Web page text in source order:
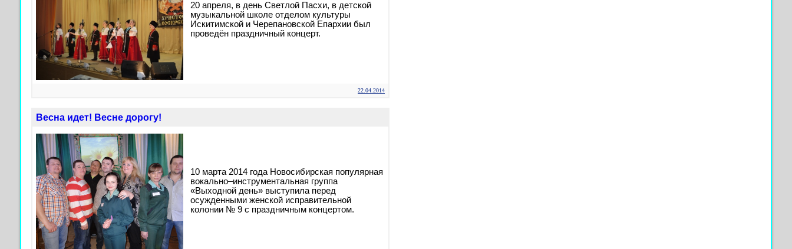
20 апреля, в день Светлой Пасхи, в детской
музыкальной школе отделом культуры
Искитимской и Черепановской Епархии был
проведён праздничный концерт.
22.04.2014
Весна идет! Весне дорогу!
10 марта 2014 года Новосибирская популярная
вокально–инструментальная группа
«Выходной день» выступила перед
осужденными женской исправительной
колонии № 9 с праздничным концертом.